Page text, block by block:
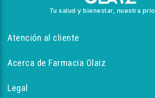
Tu salud y bienestar, nuestra
Atención al cliente
Acerca de Farmacia Olaiz
Legal